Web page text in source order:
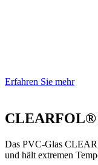
Erfahren Sie mehr
CLEARFOL®
Das PVC-Glas
und hält extremen